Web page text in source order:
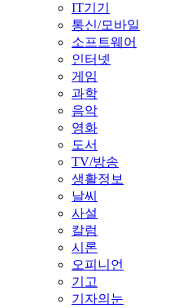
IT기기
통신/모바일
소프트웨어
인터넷
게임
과학
음악
영화
도서
TV/방송
생활정보
날씨
사설
칼럼
시론
오피니언
기고
기자의눈